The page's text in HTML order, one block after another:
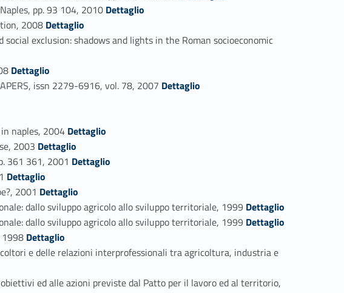
pp. 93 104, 2010 Link identifier #identifier_person_60178-61
Dettaglio
2008 Link identifier #identifier_person_20663-62
Dettaglio
social exclusion: shadows and lights in the Roman socioeconomic
Link identifier #identifier_person_79000-64
Dettaglio
issn 2279-6916, vol. 78, 2007 Link identifier #identifier_person_46878-65
Dettaglio
naples, 2004 Link identifier #identifier_person_158420-68
Dettaglio
2003 Link identifier #identifier_person_24121-69
Dettaglio
361 361, 2001 Link identifier #identifier_person_39234-70
Dettaglio
Link identifier #identifier_person_191856-71
Dettaglio
2001 Link identifier #identifier_person_153760-72
Dettaglio
dallo sviluppo agricolo allo sviluppo territoriale, 1999 Link identifier #identifier_person_6633-73
Dettaglio
dallo sviluppo agricolo allo sviluppo territoriale, 1999 Link identifier #identifier_person_166921-74
Dettaglio
1998 Link identifier #identifier_person_102439-75
Dettaglio
e delle relazioni interprofessionali tra agricoltura, industria e
ed alle azioni previste dal Patto per il lavoro ed al territorio,